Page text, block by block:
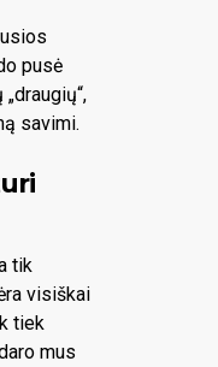
pusė
savimi.
tik
visiškai
tiek
mus